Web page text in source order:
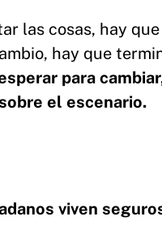
las cosas, hay
hay que
para
el escenario.
viven